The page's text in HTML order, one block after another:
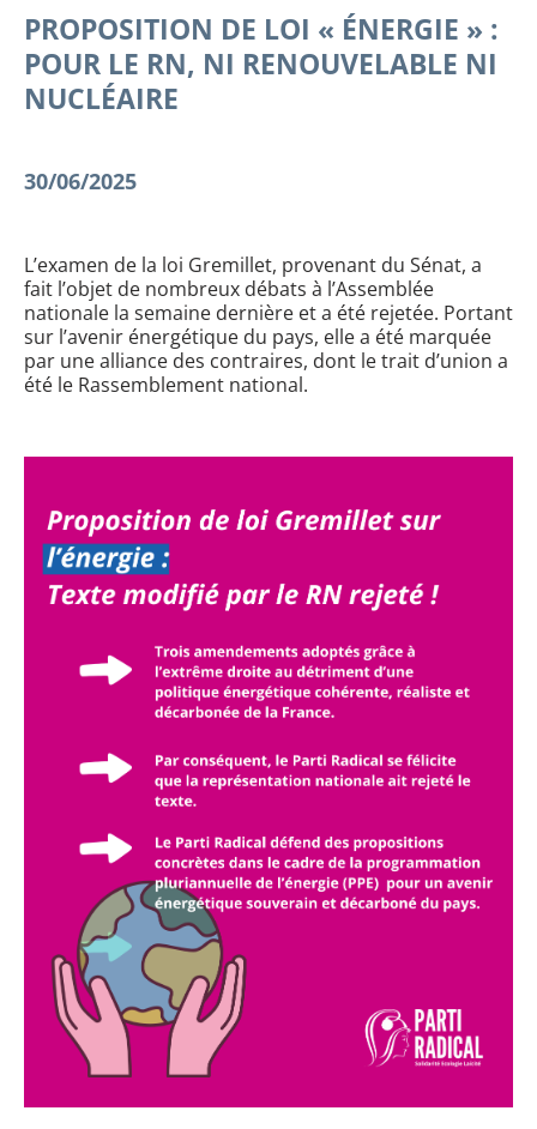
PROPOSITION DE LOI « ÉNERGIE » :
POUR LE RN, NI RENOUVELABLE NI
NUCLÉAIRE
30/06/2025
L’examen de la loi Gremillet, provenant du Sénat, a
fait l’objet de nombreux débats à l’Assemblée
nationale la semaine dernière et a été rejetée. Portant
sur l’avenir énergétique du pays, elle a été marquée
par une alliance des contraires, dont le trait d’union a
été le Rassemblement national.